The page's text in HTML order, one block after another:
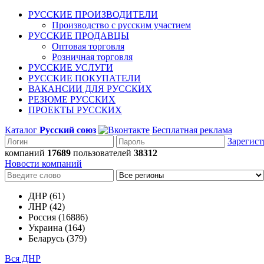
РУССКИЕ ПРОИЗВОДИТЕЛИ
Производство с русским участием
РУССКИЕ ПРОДАВЦЫ
Оптовая торговля
Розничная торговля
РУССКИЕ УСЛУГИ
РУССКИЕ ПОКУПАТЕЛИ
ВАКАНСИИ ДЛЯ РУССКИХ
РЕЗЮМЕ РУССКИХ
ПРОЕКТЫ РУССКИХ
Каталог Русский союз
Бесплатная реклама
компаний 17689 пользователей 38312
Новости компаний
ДНР (61)
ЛНР (42)
Россия (16886)
Украина (164)
Беларусь (379)
Вся ДНР